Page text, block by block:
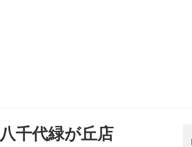
千代緑が丘店